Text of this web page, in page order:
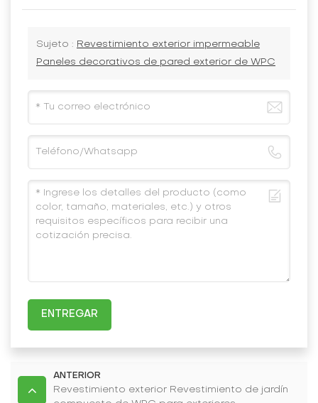
Sujeto : Revestimiento exterior impermeable
Paneles decorativos de pared exterior de WPC
ENTREGAR
ANTERIOR
Revestimiento exterior Revestimiento de jardín